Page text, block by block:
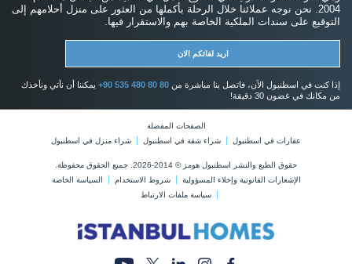
2004. نحن نوجه عملائنا خلال الرحلة بأكملها من العثور على منزل أحلامهم إلى
التوقيع على سندات الملكية الخاصة بهم والاستقرار فيها.
اريد لقائكم الان
إذا كنت في اسطنبول الآن، فاتصل بنا مباشرة من +90 535 480 80 80 يمكننا أن نأتي ونأخذك
من مكانك في غضون 30 دقيقة!
الصفحات المفضلة
عقارات في اسطنبول
شراء شقة في اسطنبول شراء منزل في اسطنبول
حقوق الطبع والنشر اسطنبول هومز © 2014-2026. جميع الحقوق محفوظة.
الإشعارات القانونية وإخلاء المسؤولية
شروط الاستخدام
السياسة الخاصة
سياسة ملفات الارتباط